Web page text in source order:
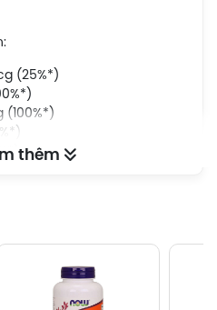
(25%*)
(100%*)
(100%*)
quất lớn (Vaccinium
thêm